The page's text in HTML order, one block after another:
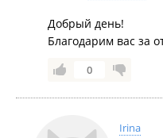
Добрый день!
Благодарим вас за
0
Irina